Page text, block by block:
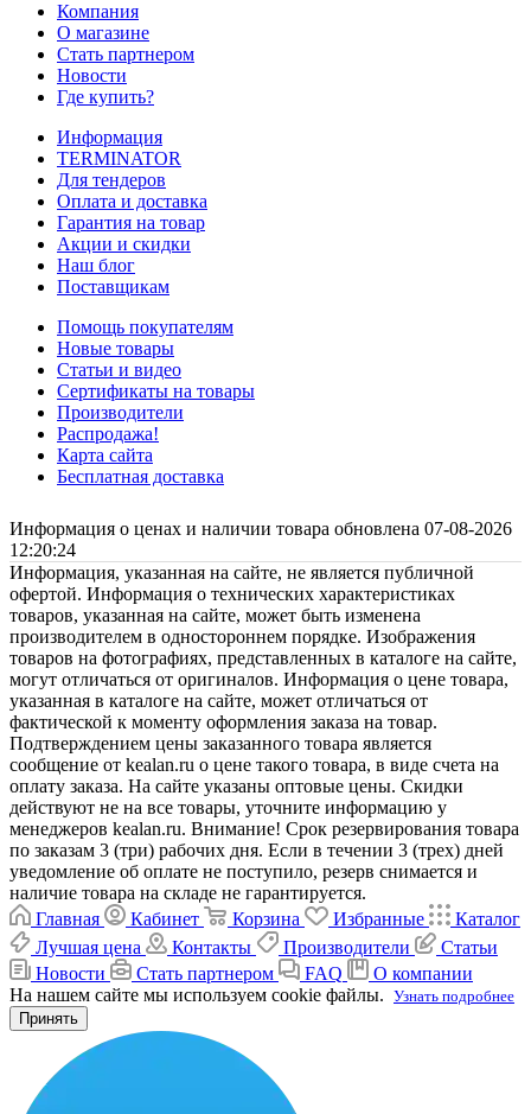
Компания
О магазине
Стать партнером
Новости
Где купить?
Информация
TERMINATOR
Для тендеров
Оплата и доставка
Гарантия на товар
Акции и скидки
Наш блог
Поставщикам
Помощь покупателям
Новые товары
Статьи и видео
Сертификаты на товары
Производители
Распродажа!
Карта сайта
Бесплатная доставка
Информация о ценах и наличии товара обновлена 07-08-2026
12:20:24
Информация, указанная на сайте, не является публичной
офертой. Информация о технических характеристиках
товаров, указанная на сайте, может быть изменена
производителем в одностороннем порядке. Изображения
товаров на фотографиях, представленных в каталоге на сайте,
могут отличаться от оригиналов. Информация о цене товара,
указанная в каталоге на сайте, может отличаться от
фактической к моменту оформления заказа на товар.
Подтверждением цены заказанного товара является
сообщение от kealan.ru о цене такого товара, в виде счета на
оплату заказа. На сайте указаны оптовые цены. Скидки
действуют не на все товары, уточните информацию у
менеджеров kealan.ru. Внимание! Срок резервирования товара
по заказам 3 (три) рабочих дня. Если в течении 3 (трех) дней
уведомление об оплате не поступило, резерв снимается и
наличие товара на складе не гарантируется.
Главная
Кабинет Корзина Избранные
Каталог
Лучшая цена
Контакты Производители
Статьи
Новости
Стать партнером FAQ
О компании
На нашем сайте мы используем cookie файлы. Узнать подробнее
Принять